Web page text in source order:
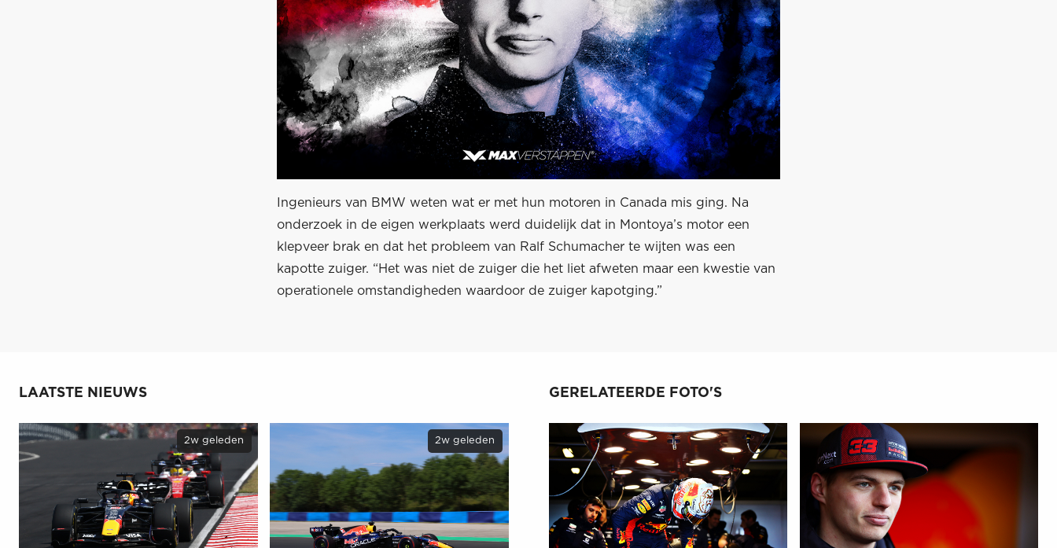
Ingenieurs van BMW weten wat er met hun motoren in Canada mis ging. Na
onderzoek in de eigen werkplaats werd duidelijk dat in Montoya’s motor een
klepveer brak en dat het probleem van Ralf Schumacher te wijten was een
kapotte zuiger. “Het was niet de zuiger die het liet afweten maar een kwestie van
operationele omstandigheden waardoor de zuiger kapotging.”
LAATSTE NIEUWS
2w geleden 2w geleden
GERELATEERDE FOTO'S